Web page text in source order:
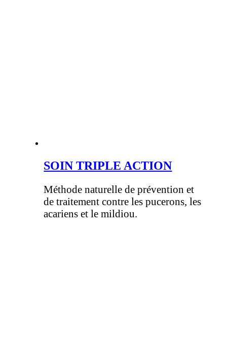
SOIN TRIPLE ACTION
Méthode naturelle de prévention et
de traitement contre les pucerons, les
acariens et le mildiou.